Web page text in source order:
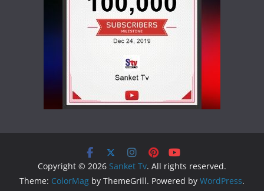
Copyright © 2026 Sanket Tv. All rights reserved.
Theme: ColorMag by ThemeGrill. Powered by WordPress.